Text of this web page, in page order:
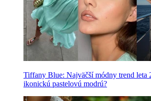
Tiffany Blue: Najväčší módny trend leta
ikonickú pastelovú modrú?